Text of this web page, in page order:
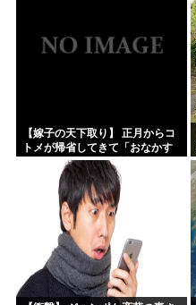
【嫁子の天下取り】 正月からコ
トメが帰省してきて「おなかす
いたぁ～」と子供に返ってる。
旦那もウトメも何もしない。私
にしろって事だよね。でも...